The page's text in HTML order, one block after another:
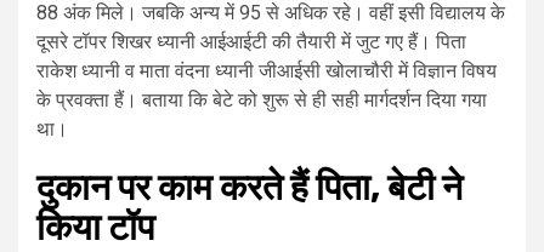
88 अंक मिले। जबकि अन्य में 95 से अधिक रहे। वहीं इसी विद्यालय के
दूसरे टॉपर शिखर ध्यानी आईआईटी की तैयारी में जुट गए हैं। पिता
राकेश ध्यानी व माता वंदना ध्यानी जीआईसी खोलाचौरी में विज्ञान विषय
के प्रवक्ता हैं। बताया कि बेटे को शुरू से ही सही मार्गदर्शन दिया गया
था।
दुकान पर काम करते हैं पिता, बेटी ने
किया टॉप